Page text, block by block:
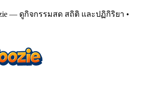
— ดูกิจกรรมสด สถิติ และปฏิกิริยา •